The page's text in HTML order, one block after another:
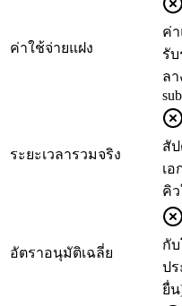
ค่าใช้จ่ายแฝง
ค่
รับ
ลา
ระยะเวลารวมจริง
สั
เอ
คิ
อัตราอนุมัติเฉลี่ย
กั
ป
ยื่น